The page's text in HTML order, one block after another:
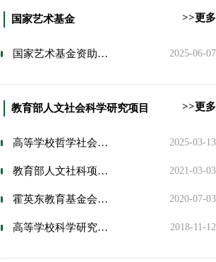
国家艺术基金 >>更多
2025-06-07
国家艺术基金资助项目监督管理办法
教育部人文社会科学研究项目 >>更多
2025-03-13
高等学校哲学社会科学繁荣计划专项资金管理办法（新）
2021-03-03
教育部人文社科项目（不含后期资助项目）结项工作指南
2020-07-03
霍英东教育基金会高等院校青年教师基金及青年教师奖管理办法
2018-11-12
高等学校科学研究优秀成果奖（人文社会科学）奖励办法